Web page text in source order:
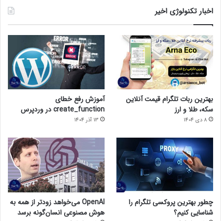
اثرات منفی شود.
‫0/5 ‫(0 نظر)
SEO بهینه سازی سایت
دیجی تاپ
دیجیتال مارکتینگ
ویژه
اخبار تکنولوژی اخیر
بهترین ربات تلگرام قیمت آنلاین
سکه، طلا و ارز
8 دی 1404
آموزش رفع خطای
create_function در وردپرس
13 آذر 1404
چطور بهترین پروکسی تلگرام را
شناسایی کنیم؟
OpenAI می‌خواهد زودتر از همه به
هوش مصنوعی انسان‌گونه برسد